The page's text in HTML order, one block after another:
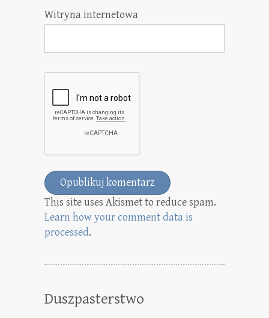
Witryna internetowa
This site uses Akismet to reduce spam.
Learn how your comment data is
processed.
Duszpasterstwo